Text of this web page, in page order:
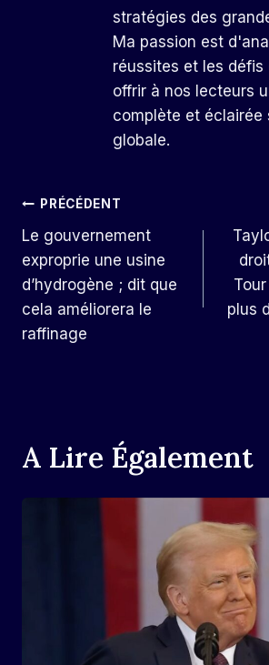
stratégies des
Ma passion est
réussites et les
offrir à nos lecteurs
complète et éclairée
globale.
Navigation
De
L’article
PRÉCÉDENT
Le gouvernement
exproprie une usine
d’hydrogène ; dit que
cela améliorera le
raffinage
plus
A Lire Également